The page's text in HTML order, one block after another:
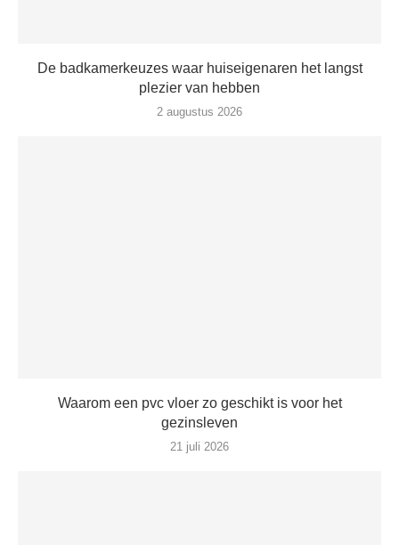
De badkamerkeuzes waar huiseigenaren het langst
plezier van hebben
2 augustus 2026
Waarom een pvc vloer zo geschikt is voor het
gezinsleven
21 juli 2026